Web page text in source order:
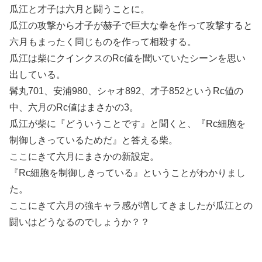
瓜江と才子は六月と闘うことに。
瓜江の攻撃から才子が赫子で巨大な拳を作って攻撃すると
六月もまったく同じものを作って相殺する。
瓜江は柴にクインクスのRc値を聞いていたシーンを思い
出している。
髯丸701、安浦980、シャオ892、才子852というRc値の
中、六月のRc値はまさかの3。
瓜江が柴に『どういうことです』と聞くと、『Rc細胞を
制御しきっているためだ』と答える柴。
ここにきて六月にまさかの新設定。
『Rc細胞を制御しきっている』ということがわかりまし
た。
ここにきて六月の強キャラ感が増してきましたが瓜江との
闘いはどうなるのでしょうか？？